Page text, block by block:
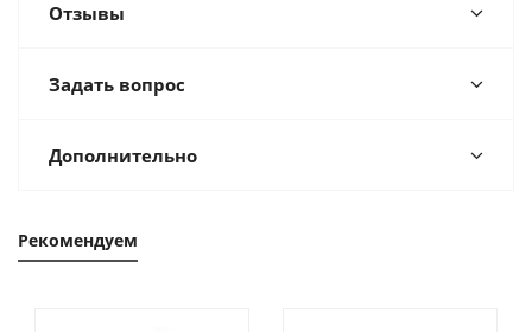
Отзывы
Задать вопрос
Дополнительно
Рекомендуем